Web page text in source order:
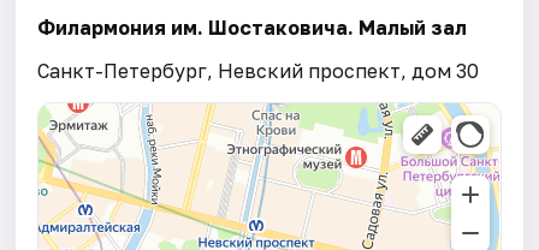
Филармония им. Шостаковича. Малый зал
Санкт-Петербург, Невский проспект, дом 30